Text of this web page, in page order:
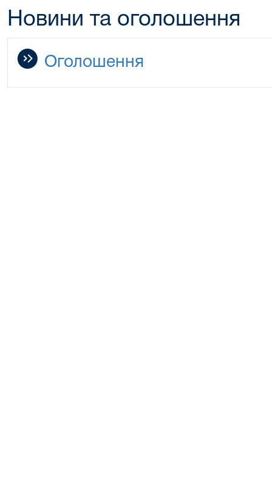
Новини та оголошення
Оголошення